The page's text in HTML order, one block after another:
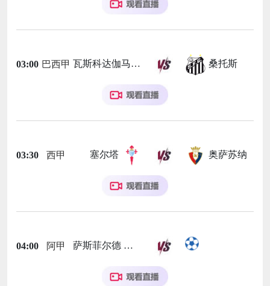
03:00 巴西甲 瓦斯科达伽马 桑托斯
03:30 西甲 塞尔塔 奥萨苏纳
04:00 阿甲 萨斯菲尔德